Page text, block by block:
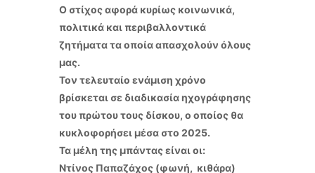
Ο στίχος αφορά κυρίως κοινωνικά,
πολιτικά και περιβαλλοντικά
ζητήματα τα οποία απασχολούν όλους
μας.
Τον τελευταίο ενάμιση χρόνο
βρίσκεται σε διαδικασία ηχογράφησης
του πρώτου τους δίσκου, ο οποίος θα
κυκλοφορήσει μέσα στο 2025.
Τα μέλη της μπάντας είναι οι:
Ντίνος Παπαζάχος (φωνή, κιθάρα)